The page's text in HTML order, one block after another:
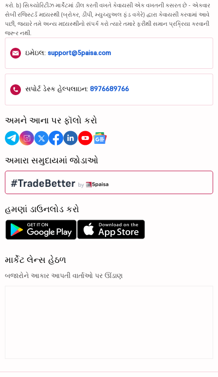
કરો. b) સિક્યોરિટીઝ માર્કેટમાં ડીલ કરતી વખતે કેવાયસી એક વખતની કસરત છે - એકવાર
સેબી રજિસ્ટર્ડ મધ્યસ્થી (બ્રોકર, ડીપી, મ્યુચ્યુઅલ ફંડ વગેરે) દ્વારા કેવાયસી કરવામાં આવે
પછી, જ્યારે તમે અન્ય મધ્યસ્થીનો સંપર્ક કરો ત્યારે તમારે ફરીથી સમાન પ્રક્રિયા કરવાની
જરૂર નથી.
ઇમેઇલ: support@5paisa.com
સપોર્ટ ડેસ્ક હેલ્પલાઇન: 8976689766
અમને આના પર ફૉલો કરો
અમારા સમુદાયમાં જોડાઓ
હમણાં ડાઉનલોડ કરો
માર્કેટ લેન્સ હેઠળ
બજારોને આકાર આપતી વાર્તાઓ પર ઊંડાણ